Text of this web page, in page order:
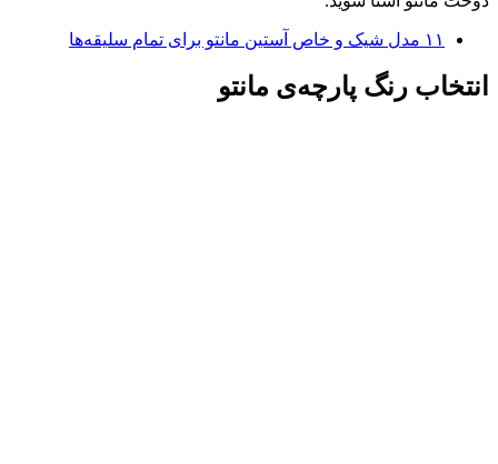
۱۱ مدل شیک و خاص آستین مانتو برای تمام سلیقه‌ها
انتخاب رنگ پارچه‌ی مانتو